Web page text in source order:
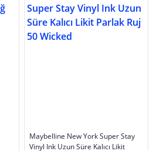
Maybelline New York Super Stay
Vinyl Ink Uzun Süre Kalıcı Likit